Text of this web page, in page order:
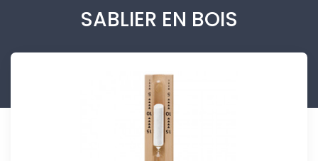
SABLIER EN BOIS